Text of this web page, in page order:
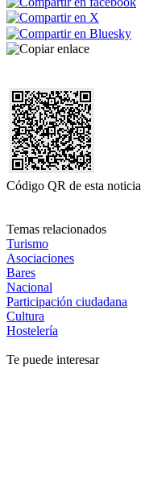
Código QR de esta noticia
Temas relacionados
Turismo
Asociaciones
Bares
Nacional
Participación ciudadana
Cultura
Hostelería
Te puede interesar